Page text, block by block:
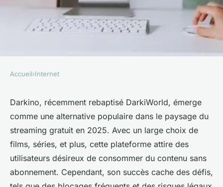
Darkino : plateforme de
streaming incontournable en
2025
Lyam•26 avril 2025•3 min de lecture
Accueil›Internet
Darkino, récemment rebaptisé DarkiWorld, émerge
comme une alternative populaire dans le paysage du
streaming gratuit en 2025. Avec un large choix de
films, séries, et plus, cette plateforme attire des
utilisateurs désireux de consommer du contenu sans
abonnement. Cependant, son succès cache des défis,